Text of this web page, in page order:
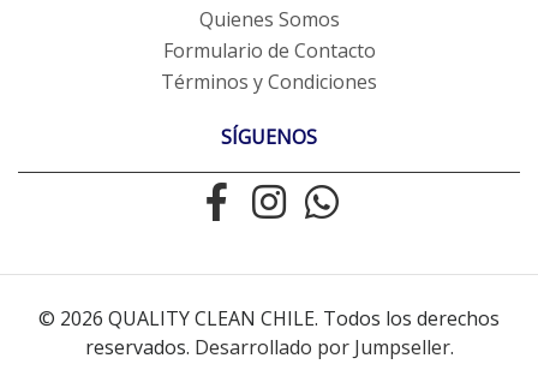
Quienes Somos
Formulario de Contacto
Términos y Condiciones
SÍGUENOS
© 2026 QUALITY CLEAN CHILE. Todos los derechos
reservados. Desarrollado por Jumpseller.